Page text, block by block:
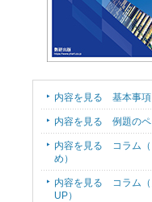
内容を見る 基本事項
内容を見る 例題のペ
内容を見る コラム（
め）
内容を見る コラム（
UP）